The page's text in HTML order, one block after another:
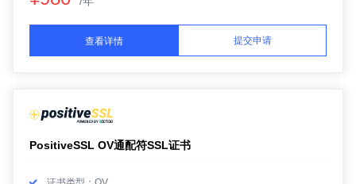
查看详情 提交申请
PositiveSSL OV通配符SSL证书